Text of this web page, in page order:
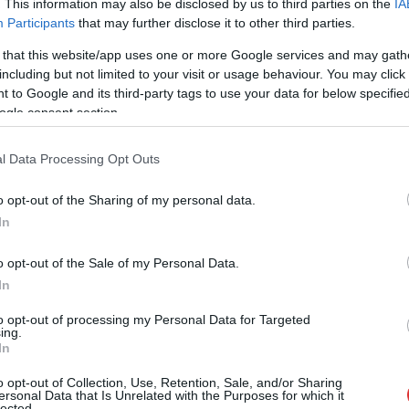
This information may also be disclosed by us to third parties on the
Participants that may further disclose it to other third parties.
that this website/app uses one or more Google services and may
but not limited to your visit or usage behaviour. You may
to Google and its third-party tags to use your data for below
consent section.
Data Processing Opt Outs
opt-out of the Sharing of my personal data.
opt-out of the Sale of my Personal Data.
opt-out of processing my Personal Data for Targeted
opt-out of Collection, Use, Retention, Sale, and/or Sharing
Data that Is Unrelated with the Purposes for which it
indítottszolnoki beruházások részeként került
használt Tisza-parti terület átalakításának egyik kulcseleme
más jelentős fürdő- és szállodaépítésekben is részt vett.
fejlesztést tartalmaztak, például fedett
ra készült el, és nemcsak vendéglátóhelyként, hanem
a belföldi turizmus felértékelődése is hozzájárult az ilyen
egyik meghatározó intézményévé vált.
Massay-Kiss Andrea a szálló történetét és jelenlegi
hogy a szálló a rendszerváltás előtt és után is fontos
elveszítette eredeti funkcióit, miközben többször
működését.
időszakban a szálló körüli jogi és pénzügyi